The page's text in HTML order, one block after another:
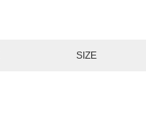
SIZE